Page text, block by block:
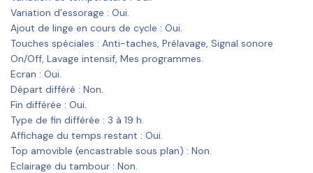
Variation d’essorage : Oui.
Ajout de linge en cours de cycle : Oui.
Touches spéciales : Anti-taches, Prélavage, Signal sonore
On/Off, Lavage intensif, Mes programmes.
Ecran : Oui.
Départ différé : Non.
Fin différée : Oui.
Type de fin différée : 3 à 19 h.
Affichage du temps restant : Oui.
Top amovible (encastrable sous plan) : Non.
Eclairage du tambour : Non.